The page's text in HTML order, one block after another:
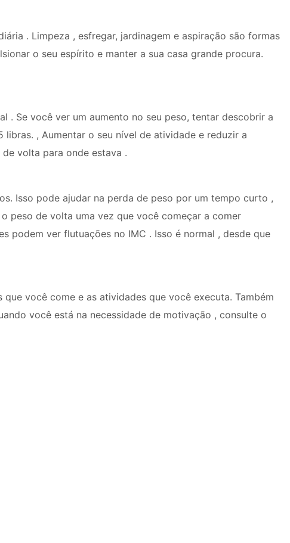
. Limpeza , esfregar, jardinagem e aspiração são formas
o seu espírito e manter a sua casa grande procura.
. Se você ver um aumento no seu peso, tentar descobrir a
libras. , Aumentar o seu nível de atividade e reduzir a
volta para onde estava .
Isso pode ajudar na perda de peso por um tempo curto ,
peso de volta uma vez que você começar a comer
podem ver flutuações no IMC . Isso é normal , desde que
você come e as atividades que você executa. Também
você está na necessidade de motivação , consulte o